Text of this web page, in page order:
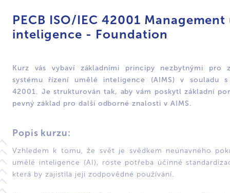
PECB ISO/IEC 42001
inteligence - Foundation
Kurz vás vybaví základními principy nezbytnými pro
systému řízení umělé inteligence (AIMS) v souladu
42001. Je strukturován tak, aby vám poskytl základní
pevný základ pro další odborné znalosti v AIMS.
Popis kurzu:
Vzhledem k tomu, že svět je svědkem neúnavného
umělé inteligence (AI), roste potřeba účinné
která by zajistila její zodpovědné používání.